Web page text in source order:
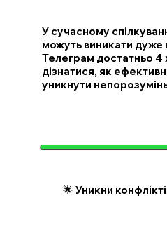
У сучасному
можуть виникати дуже
Телеграм достатньо 4
дізнатися, як
уникнути
🌟 Уникни